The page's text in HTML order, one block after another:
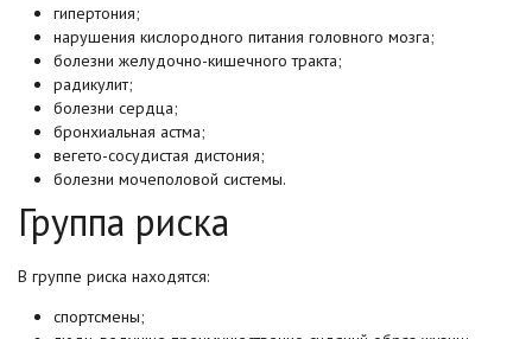
гипертония;
нарушения кислородного питания головного мозга;
болезни желудочно-кишечного тракта;
радикулит;
болезни сердца;
бронхиальная астма;
вегето-сосудистая дистония;
болезни мочеполовой системы.
Группа риска
В группе риска находятся:
спортсмены;